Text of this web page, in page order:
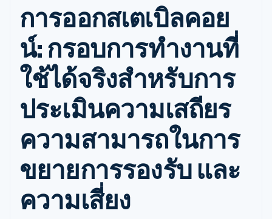
ออนไลน์
Payment links
การชำระเงิน
แบบไม่ต้อง
เขียนโค้ด
Checkout
UI การชำระ
เงินสำเร็จรูป
Elements
องค์ประกอบ UI
ที่ยืดหยุ่น
วิธีการชำระ
เข้าถึงได้
มากกว่า 125
Boost
ยกระดับการ
แบบแผนล่วง
หน้า
Metronome
การเรียกเก็บ
ใช้งาน
การชำระเงิน
ตามรอบบิล
การชำระเงิน
ตามรอบบิล
Invoicing
ครั้งเดียวหรือ
ตามแบบแผน
คิดภาษีการ
ขายและ VAT
Recognition
Global
เบิกจ่าย
บุคคลที่
สาม
ตามกรณีใช้งาน
การค้าแบบใช้เอเจนต์
อีคอมเมิร์ซ
รวมในตัว
การทำงานอัตโนมัติด้าน
ธุรกิจทั่วโลก
การชำระเงินในแอป
การจัดการเงิน
แพลตฟอร์ม
SaaS
ไลบรารีและ SDK
Stripe Apps
คู่มือ
ติดตั้งใช้งานการชำระเงิน
สำเร็จรูป
มาร์เก็ตเพลส
จัดการการชำระเงินตาม
เสนอการเรียกเก็บเงินตาม
การใช้งาน
ออกบัตรที่มีสเตเบิลคอยน์
รองรับอยู่
คู่มือ
การสนับสนุน
รับการสนับสนุน
รับการจัดการ
บริการเฉพาะทาง
บริษัท
แผนงานผลิตภัณฑ์
การประชุมประจำปีแบบ
เซสชัน
การออกสเตเบิลคอย
น์: กรอบการทำงานที่
ใช้ได้จริงสำหรับการ
ประเมินความเสถียร
ความสามารถในการ
ขยายการรองรับ และ
ความเสี่ยง